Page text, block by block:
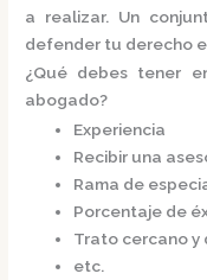
a realizar. Un
defender tu derecho
¿Qué debes tener
abogado?
Experiencia
Recibir una
Rama de
Porcentaje de
Trato cercano y
etc.